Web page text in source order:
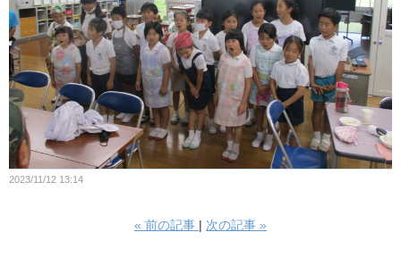
2023/11/12 13:14
« 前の記事 次の記事 »